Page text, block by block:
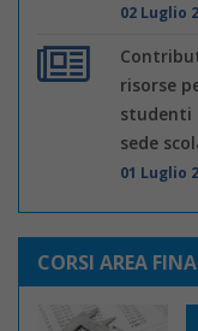
02 Luglio
risorse
studenti
sede
01 Luglio
CORSI AREA